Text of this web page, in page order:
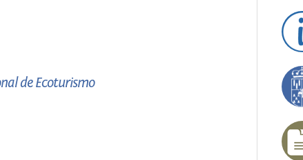
de Ecoturismo